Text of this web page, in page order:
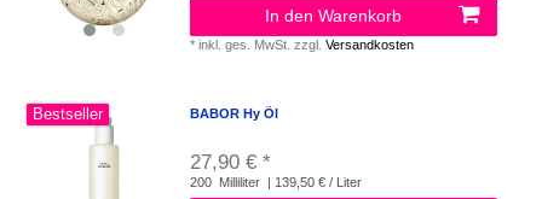
In den Warenkorb
*inkl. ges. MwSt. zzgl.Versandkosten
Bestseller BABOR Hy Öl
27,90 € *
200 Milliliter | 139,50 € / Liter